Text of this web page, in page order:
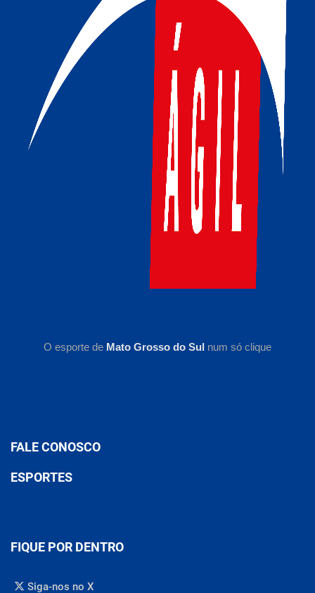
O esporte de Mato Grosso do Sul num só clique
FALE CONOSCO
ESPORTES
FIQUE POR DENTRO
Siga-nos no X